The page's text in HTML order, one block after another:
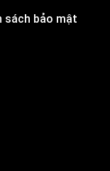
sách bảo mật